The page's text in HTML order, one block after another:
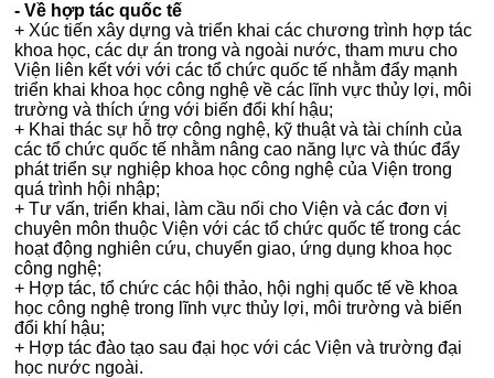
- Về hợp tác quốc tế
+ Xúc tiến xây dựng và triển khai các chương trình hợp tác
khoa học, các dự án trong và ngoài nước, tham mưu cho
Viện liên kết với với các tổ chức quốc tế nhằm đẩy mạnh
triển khai khoa học công nghệ về các lĩnh vực thủy lợi, môi
trường và thích ứng với biến đổi khí hậu;
+ Khai thác sự hỗ trợ công nghệ, kỹ thuật và tài chính của
các tổ chức quốc tế nhằm nâng cao năng lực và thúc đẩy
phát triển sự nghiệp khoa học công nghệ của Viện trong
quá trình hội nhập;
+ Tư vấn, triển khai, làm cầu nối cho Viện và các đơn vị
chuyên môn thuộc Viện với các tổ chức quốc tế trong các
hoạt động nghiên cứu, chuyển giao, ứng dụng khoa học
công nghệ;
+ Hợp tác, tổ chức các hội thảo, hội nghị quốc tế về khoa
học công nghệ trong lĩnh vực thủy lợi, môi trường và biến
đổi khí hậu;
+ Hợp tác đào tạo sau đại học với các Viện và trường đại
học nước ngoài.